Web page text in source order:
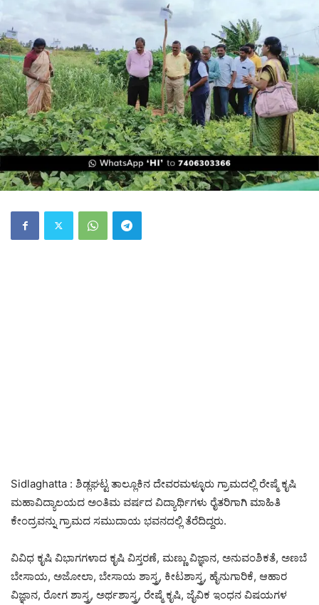
Sidlaghatta : ಶಿಡ್ಲಘಟ್ಟ ತಾಲ್ಲೂಕಿನ ದೇವರಮಳ್ಳೂರು ಗ್ರಾಮದಲ್ಲಿ ರೇಷ್ಮೆ ಕೃಷಿ
ಮಹಾವಿದ್ಯಾಲಯದ ಅಂತಿಮ ವರ್ಷದ ವಿದ್ಯಾರ್ಥಿಗಳು ರೈತರಿಗಾಗಿ ಮಾಹಿತಿ
ಕೇಂದ್ರವನ್ನು ಗ್ರಾಮದ ಸಮುದಾಯ ಭವನದಲ್ಲಿ ತೆರೆದಿದ್ದರು.
ವಿವಿಧ ಕೃಷಿ ವಿಭಾಗಗಳಾದ ಕೃಷಿ ವಿಸ್ತರಣೆ, ಮಣ್ಣು ವಿಜ್ಞಾನ, ಅನುವಂಶಿಕತೆ, ಅಣಬೆ
ಬೇಸಾಯ, ಅಜೋಲಾ, ಬೇಸಾಯ ಶಾಸ್ತ್ರ, ಕೀಟಶಾಸ್ತ್ರ, ಹೈನುಗಾರಿಕೆ, ಆಹಾರ
ವಿಜ್ಞಾನ, ರೋಗ ಶಾಸ್ತ್ರ, ಅರ್ಥಶಾಸ್ತ್ರ, ರೇಷ್ಮೆ ಕೃಷಿ, ಜೈವಿಕ ಇಂಧನ ವಿಷಯಗಳ